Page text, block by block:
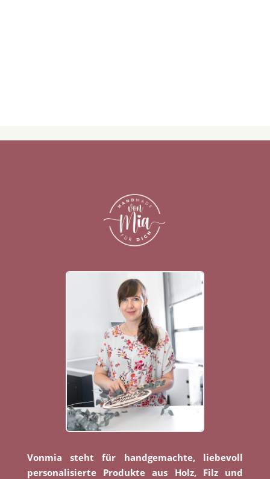
Vonmia steht für handgemachte, liebevoll
personalisierte Produkte aus Holz, Filz und